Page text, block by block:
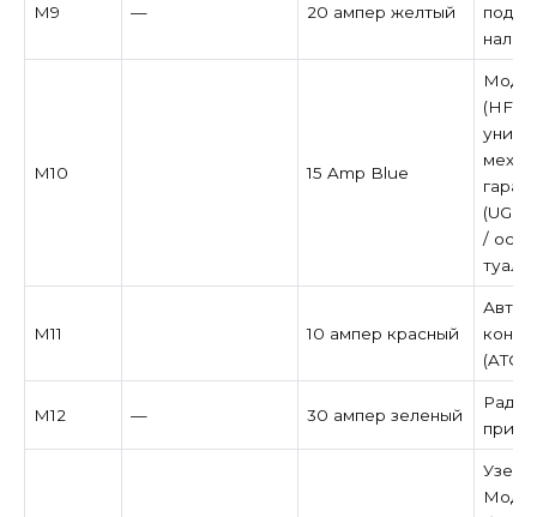
M9 — 20 ампер желтый
M10 15 Amp Blue
/
M11 10 ампер красный
(ATC)
M12 — 30 ампер зеленый
при
Узел